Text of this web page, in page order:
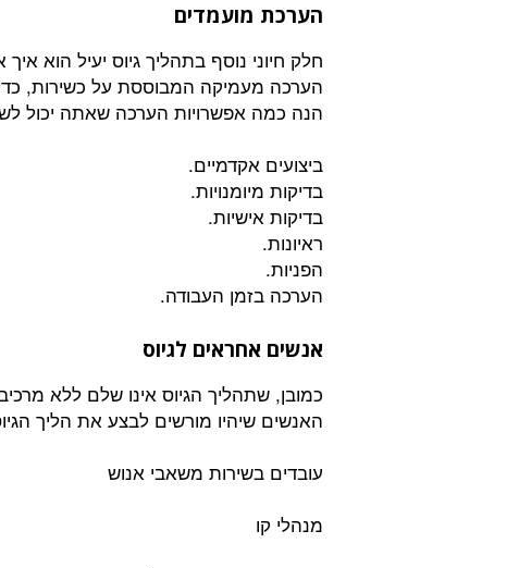
הערכת מועמדים
חלק חיוני נוסף בתהליך גיוס יעיל הוא
הערכה מעמיקה המבוססת על כשירות,
הנה כמה אפשרויות הערכה שאתה יכול
ביצועים אקדמיים.
בדיקות מיומנויות.
בדיקות אישיות.
ראיונות.
הפניות.
הערכה בזמן העבודה.
אנשים אחראים לגיוס
כמובן, שתהליך הגיוס אינו שלם ללא
האנשים שיהיו מורשים לבצע את הליך
עובדים בשירות משאבי אנוש
מנהלי קו